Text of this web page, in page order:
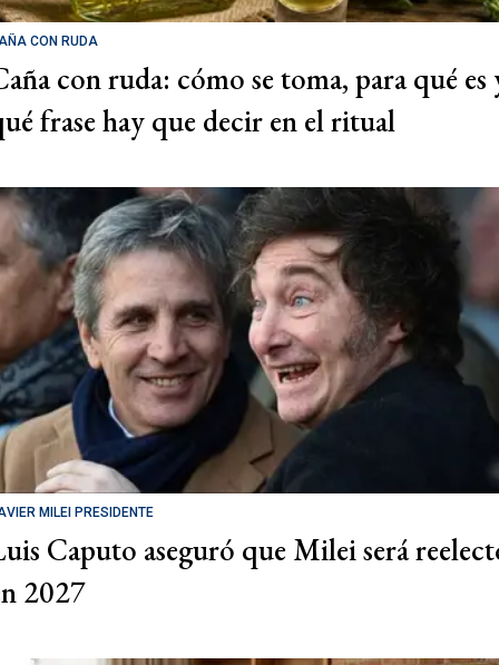
CON RUDA
con ruda: cómo se toma, para qué es
frase hay que decir en el ritual
MILEI PRESIDENTE
Caputo aseguró que Milei será
2027